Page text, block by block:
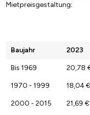
Mietpreisgestaltung:
Baujahr 2023
Bis 1969 20,78
1970 - 1999 18,04 €
2000 - 2015 21,69 €